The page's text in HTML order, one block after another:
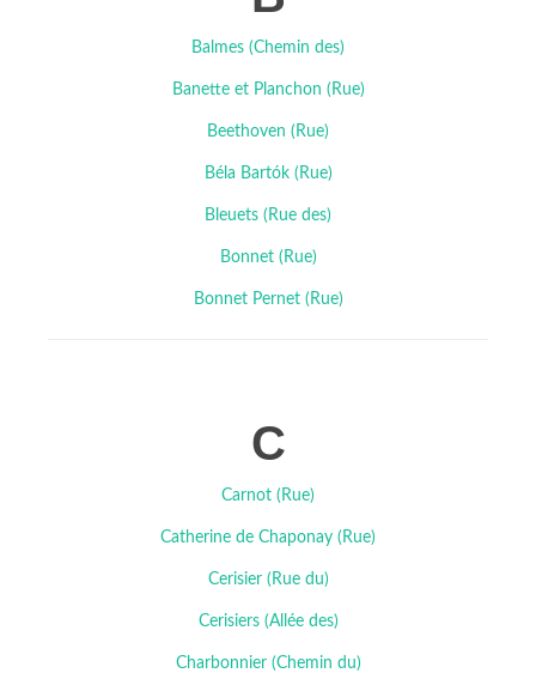
Balmes (Chemin des)
Banette et Planchon (Rue)
Beethoven (Rue)
Béla Bartók (Rue)
Bleuets (Rue des)
Bonnet (Rue)
Bonnet Pernet (Rue)
C
Carnot (Rue)
Catherine de Chaponay (Rue)
Cerisier (Rue du)
Cerisiers (Allée des)
Charbonnier (Chemin du)